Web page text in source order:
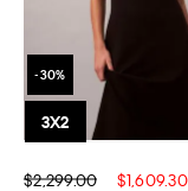
$2,299.00 $1,609.30